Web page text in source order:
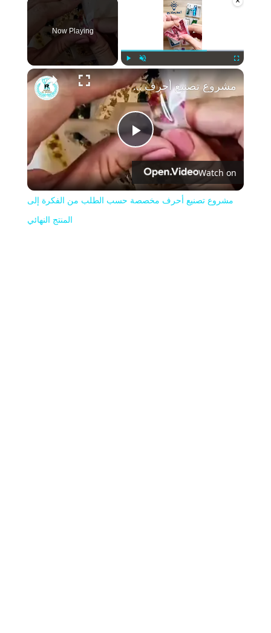
Unmute Fullscreen
Now Playing
Play
Video
مشروع تصنيع أحرف مخصصة حسب الطلب من الفكرة إلى المنتج النهائي
Watch on
مشروع تصنيع أحرف مخصصة حسب الطلب من الفكرة إلى
المنتج النهائي